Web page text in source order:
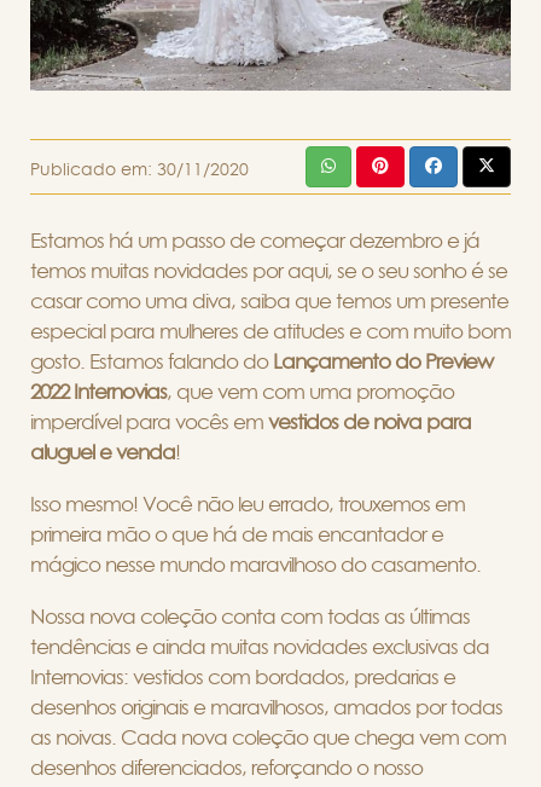
Publicado em: 30/11/2020
Estamos há um passo de começar dezembro e já
temos muitas novidades por aqui, se o seu sonho é se
casar como uma diva, saiba que temos um presente
especial para mulheres de atitudes e com muito bom
gosto. Estamos falando do Lançamento do Preview
2022 Internovias, que vem com uma promoção
imperdível para vocês em vestidos de noiva para
aluguel e venda!
Isso mesmo! Você não leu errado, trouxemos em
primeira mão o que há de mais encantador e
mágico nesse mundo maravilhoso do casamento.
Nossa nova coleção conta com todas as últimas
tendências e ainda muitas novidades exclusivas da
Internovias: vestidos com bordados, predarias e
desenhos originais e maravilhosos, amados por todas
as noivas. Cada nova coleção que chega vem com
desenhos diferenciados, reforçando o nosso